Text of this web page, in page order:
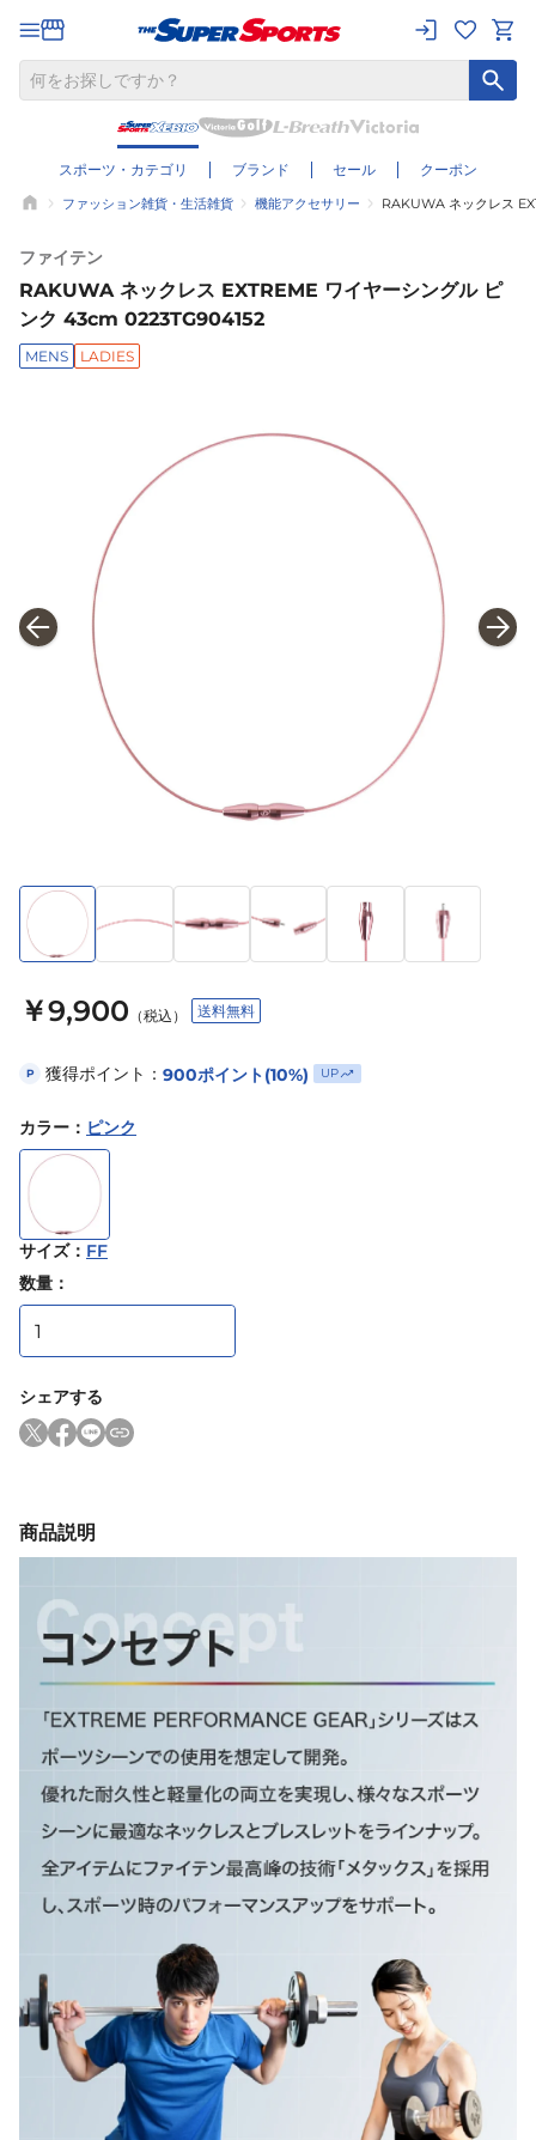
スポーツ・カテゴリ ブランド セール クーポン
ファッション雑貨・生活雑貨 機能アクセサリー RAKUWA ネックレス
ファイテン
RAKUWA ネックレス EXTREME ワイヤーシングル ピ
ンク 43cm 0223TG904152
MENS LADIES
￥9,900 （税込） 送料無料
P 獲得ポイント： 900ポイント(10%) UP
カラー ： ピンク
サイズ： FF
数量：
シェアする
商品説明